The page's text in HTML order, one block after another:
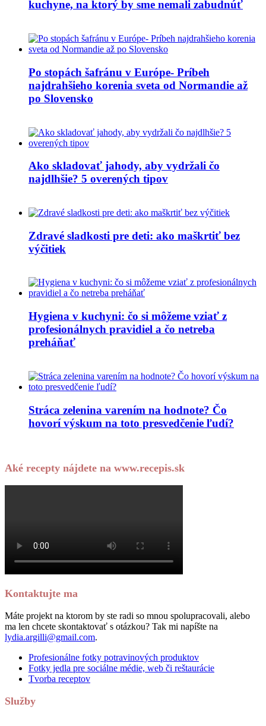
kuchyne, na ktorý by sme nemali zabudnúť
Po stopách šafránu v Európe- Príbeh
najdrahšieho korenia sveta od Normandie až
po Slovensko
Ako skladovať jahody, aby vydržali čo
najdlhšie? 5 overených tipov
Zdravé sladkosti pre deti: ako maškrtiť bez
výčitiek
Hygiena v kuchyni: čo si môžeme vziať z
profesionálnych pravidiel a čo netreba
preháňať
Stráca zelenina varením na hodnote? Čo
hovorí výskum na toto presvedčenie ľudí?
Aké recepty nájdete na www.recepis.sk
Kontaktujte ma
Máte projekt na ktorom by ste radi so mnou spolupracovali, alebo
ma len chcete skontaktovať s otázkou? Tak mi napíšte na
lydia.argilli@gmail.com.
Profesionálne fotky potravinových produktov
Fotky jedla pre sociálne médie, web či reštaurácie
Tvorba receptov
Služby